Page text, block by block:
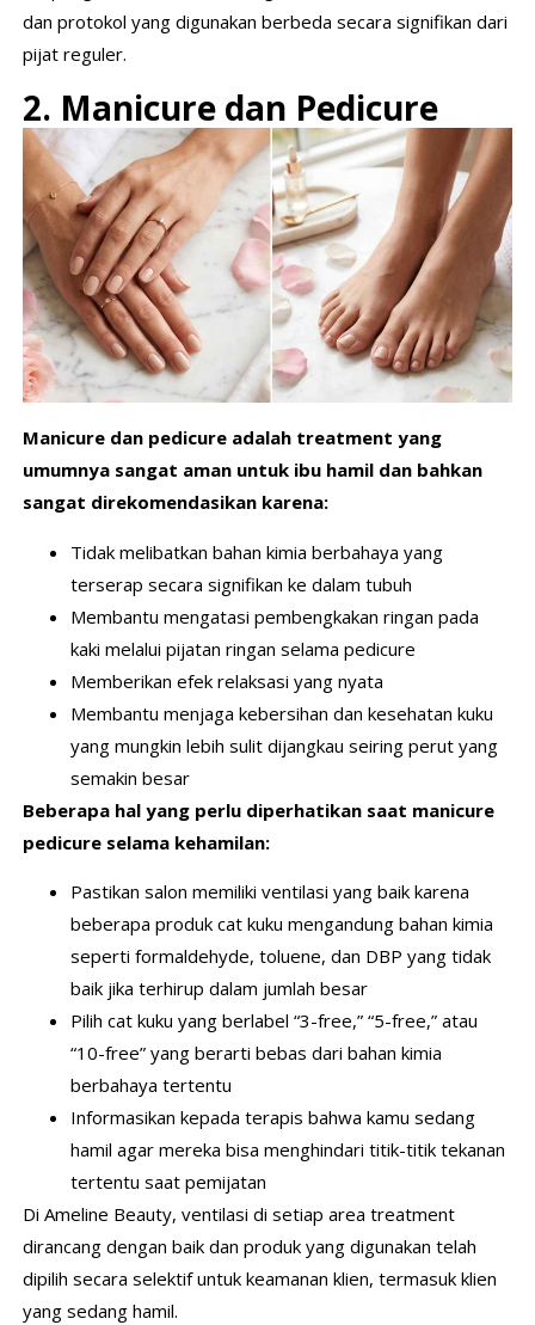
dan protokol yang digunakan berbeda secara signifikan dari
pijat reguler.
2. Manicure dan Pedicure
Manicure dan pedicure adalah treatment yang
umumnya sangat aman untuk ibu hamil dan bahkan
sangat direkomendasikan karena:
Tidak melibatkan bahan kimia berbahaya yang
terserap secara signifikan ke dalam tubuh
Membantu mengatasi pembengkakan ringan pada
kaki melalui pijatan ringan selama pedicure
Memberikan efek relaksasi yang nyata
Membantu menjaga kebersihan dan kesehatan kuku
yang mungkin lebih sulit dijangkau seiring perut yang
semakin besar
Beberapa hal yang perlu diperhatikan saat manicure
pedicure selama kehamilan:
Pastikan salon memiliki ventilasi yang baik karena
beberapa produk cat kuku mengandung bahan kimia
seperti formaldehyde, toluene, dan DBP yang tidak
baik jika terhirup dalam jumlah besar
Pilih cat kuku yang berlabel “3-free,” “5-free,” atau
“10-free” yang berarti bebas dari bahan kimia
berbahaya tertentu
Informasikan kepada terapis bahwa kamu sedang
hamil agar mereka bisa menghindari titik-titik tekanan
tertentu saat pemijatan
Di Ameline Beauty, ventilasi di setiap area treatment
dirancang dengan baik dan produk yang digunakan telah
dipilih secara selektif untuk keamanan klien, termasuk klien
yang sedang hamil.